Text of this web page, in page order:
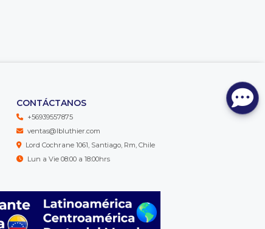
CONTÁCTANOS
+56939557875
ventas@lbluthier.com
Lord Cochrane 1061, Santiago, Rm, Chile
Lun a Vie 08:00 a 18:00hrs